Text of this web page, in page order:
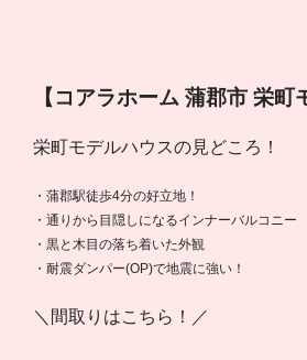
【コアラホーム 蒲郡市 栄町
栄町モデルハウスの見どころ！
・蒲郡駅徒歩4分の好立地！
・通りから目隠しになるインナーバルコニー
・黒と木目の落ち着いた外観
・耐震ダンパー(OP)で地震に強い！
＼間取りはこちら！／